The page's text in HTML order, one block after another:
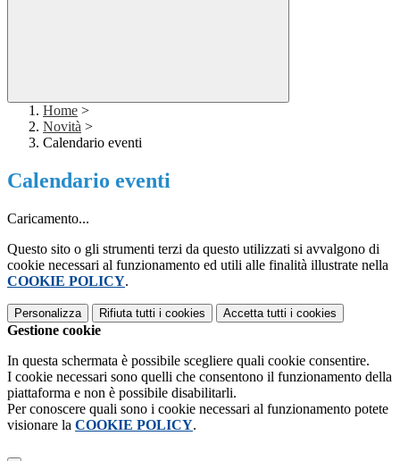
Home >
Novità >
Calendario eventi
Calendario eventi
Caricamento...
Questo sito o gli strumenti terzi da questo utilizzati si avvalgono di
cookie necessari al funzionamento ed utili alle finalità illustrate nella
COOKIE POLICY.
Personalizza Rifiuta tutti i cookies Accetta tutti i cookies
Gestione cookie
In questa schermata è possibile scegliere quali cookie consentire.
I cookie necessari sono quelli che consentono il funzionamento della
piattaforma e non è possibile disabilitarli.
Per conoscere quali sono i cookie necessari al funzionamento potete
visionare la COOKIE POLICY.